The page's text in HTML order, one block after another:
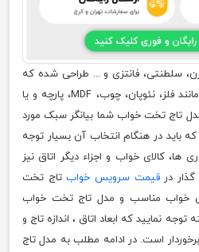
سلطنتی، فانتزی و ... طراحی شده که
هر کدام از جنس های مختلف مانند فلز، نئوپان، چوب، MDF، پارچه و یا
تاج تخت خواب شما بیانگر سبک مورد
باید در هنگام انتخاب آن بسیار توجه
ها، کالای خواب و اجزاء دیگر اتاق نیز
گذار درقیمت سرویس خوابتاج تخت
خواب مناسب و مدل تاج تخت خواب
نمایید که ابعاد اتاق ، اندازه تاج و
برخوردار است. در ادامه مطلب به مدل تاج